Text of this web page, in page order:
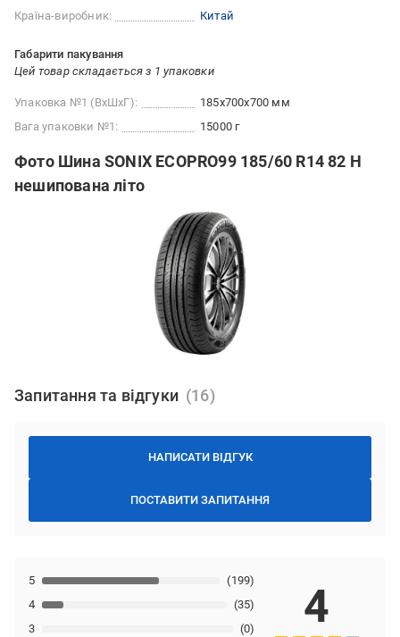
Країна-виробник:
Китай
Габарити пакування
Цей товар складається з 1 упаковки
Упаковка №1 (ВхШхГ):
185x700x700 мм
Вага упаковки №1:
15000 г
Фото Шина SONIX ECOPRO99 185/60 R14 82 H
нешипована літо
Запитання та відгуки
НАПИСАТИ ВІДГУК
ПОСТАВИТИ ЗАПИТАННЯ
3 (0)
4 (35)
5 (199)
4